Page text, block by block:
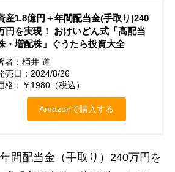
産1.8億円＋年間配当金(手取り)240
円を実現！ おけいどん式「高配当
・増配株」ぐうたら投資大全
者：桶井 道
売日：2024/8/26
格：￥1980（税込）
Amazonで購入する
間配当金（手取り）240万円を